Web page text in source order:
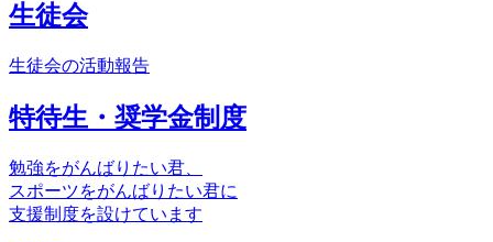
生徒会
生徒会の活動報告
特待生・奨学金制度
勉強をがんばりたい君、
スポーツをがんばりたい君に
支援制度を設けています